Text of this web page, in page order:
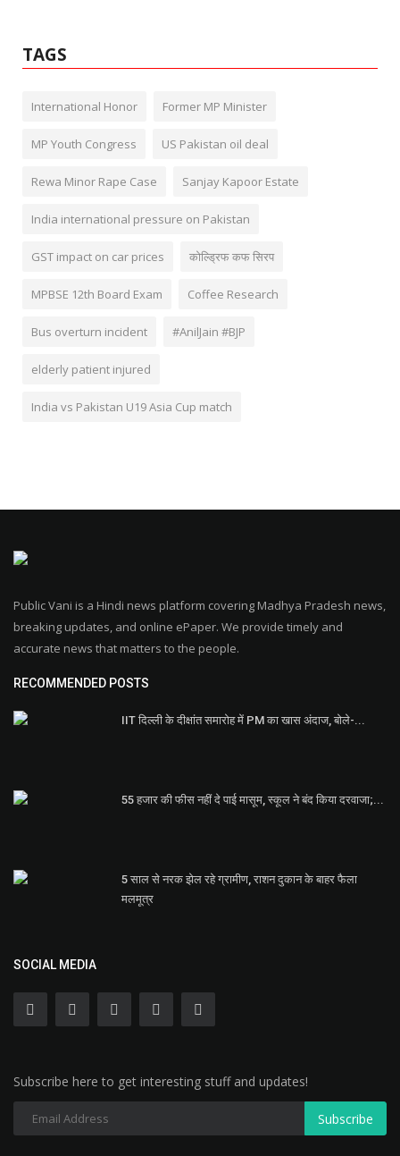
TAGS
International Honor Former MP Minister
MP Youth Congress US Pakistan oil deal
Rewa Minor Rape Case Sanjay Kapoor Estate
India international pressure on Pakistan
GST impact on car prices कोल्ड्रिफ कफ सिरप
MPBSE 12th Board Exam Coffee Research
Bus overturn incident #AnilJain #BJP
elderly patient injured
India vs Pakistan U19 Asia Cup match
Public Vani is a Hindi news platform covering Madhya Pradesh news,
breaking updates, and online ePaper. We provide timely and
accurate news that matters to the people.
RECOMMENDED POSTS
IIT दिल्ली के दीक्षांत समारोह में PM का खास अंदाज, बोले-...
55 हजार की फीस नहीं दे पाई मासूम, स्कूल ने बंद किया दरवाजा;...
5 साल से नरक झेल रहे ग्रामीण, राशन दुकान के बाहर फैला
मलमूत्र
SOCIAL MEDIA
Subscribe here to get interesting stuff and updates!
Subscribe